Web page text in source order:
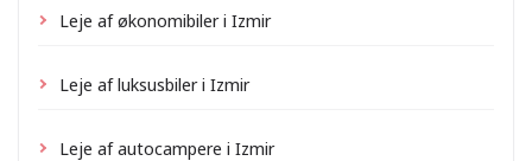
Leje af økonomibiler i Izmir
Leje af luksusbiler i Izmir
Leje af autocampere i Izmir